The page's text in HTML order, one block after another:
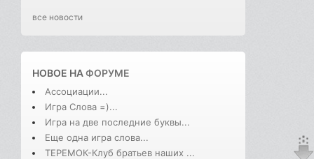
все новости
НОВОЕ НАФОРУМЕ
Ассоциации...
Игра Слова =)...
Игра на две последние буквы...
Еще одна игра слова...
ТЕРЕМОК-Клуб братьев наших ...